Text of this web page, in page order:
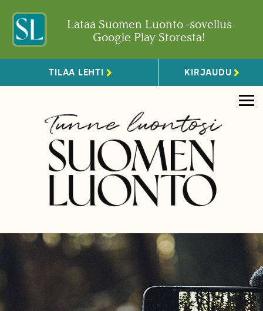
Lataa Suomen Luonto -sovellus
Google Play Storesta!
TILAA LEHTI KIRJAUDU